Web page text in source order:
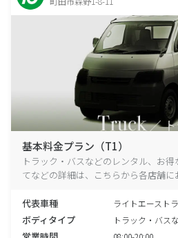
基本料金プラン（T1）
トラック・バスなどのレンタル、お
てなどの詳細は、こちらから各店舗に
代表車種 ライトエースト
ボディタイプ トラック・バス